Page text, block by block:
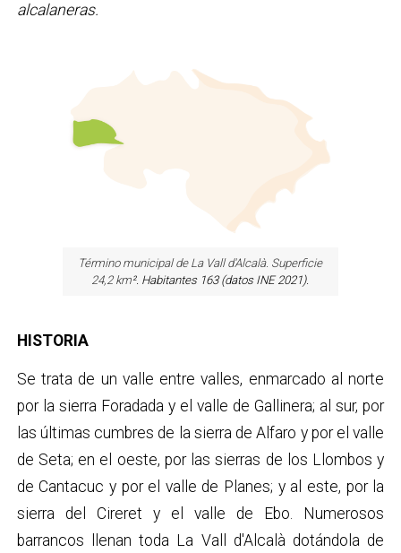
alcalaneras.
Término municipal de La Vall d'Alcalà. Superficie
24,2 km². Habitantes 163 (datos INE 2021).
HISTORIA
Se trata de un valle entre valles, enmarcado al norte
por la sierra Foradada y el valle de Gallinera; al sur, por
las últimas cumbres de la sierra de Alfaro y por el valle
de Seta; en el oeste, por las sierras de los Llombos y
de Cantacuc y por el valle de Planes; y al este, por la
sierra del Cireret y el valle de Ebo. Numerosos
barrancos llenan toda La Vall d'Alcalà dotándola de